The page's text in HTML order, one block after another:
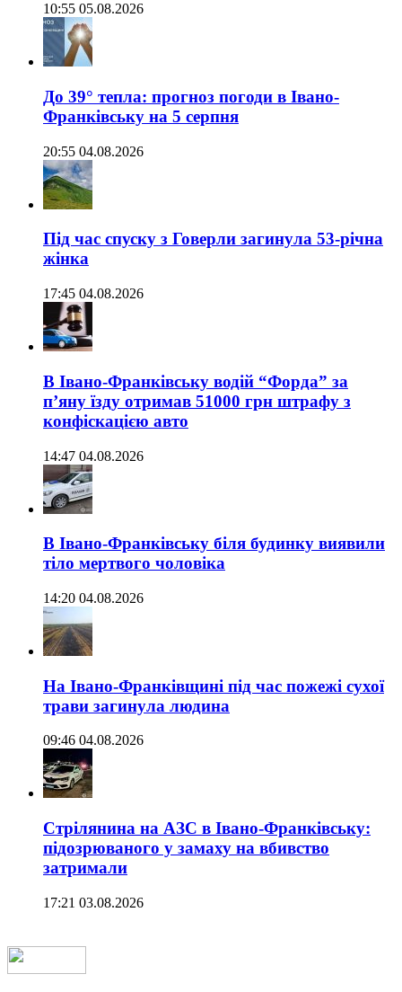
10:55 05.08.2026
До 39° тепла: прогноз погоди в Івано-
Франківську на 5 серпня
20:55 04.08.2026
Під час спуску з Говерли загинула 53-річна
жінка
17:45 04.08.2026
В Івано-Франківську водій “Форда” за
п’яну їзду отримав 51000 грн штрафу з
конфіскацією авто
14:47 04.08.2026
В Івано-Франківську біля будинку виявили
тіло мертвого чоловіка
14:20 04.08.2026
На Івано-Франківщині під час пожежі сухої
трави загинула людина
09:46 04.08.2026
Стрілянина на АЗС в Івано-Франківську:
підозрюваного у замаху на вбивство
затримали
17:21 03.08.2026